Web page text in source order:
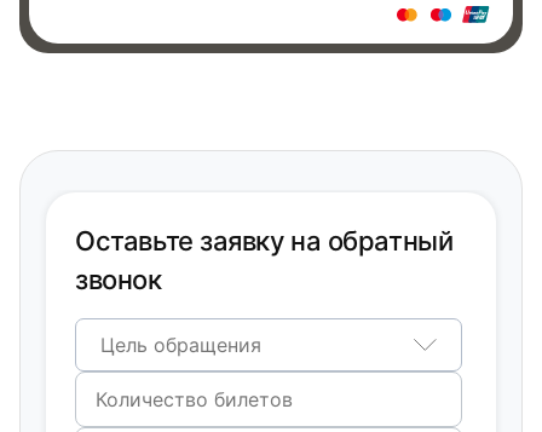
Оставьте заявку на обратный
звонок
Цель обращения